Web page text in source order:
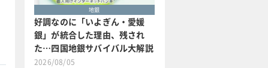
地銀
好調なのに「いよぎん・愛媛
銀」が統合した理由、残され
た…四国地銀サバイバル大解説
2026/08/05